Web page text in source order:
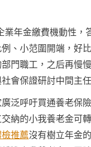
業年金繳費機動性，
、小范圍開端，好
門職工，之后再慢
會保證研討中間主
泛呼吁買通養老保
納的小我養老金可
推薦沒有樹立年金